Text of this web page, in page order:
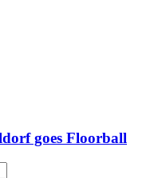
goes Floorball